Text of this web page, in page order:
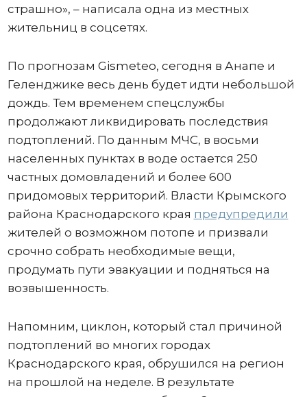
страшно», – написала одна из местных
жительниц в соцсетях.
По прогнозам Gismeteo, сегодня в Анапе и
Геленджике весь день будет идти небольшой
дождь. Тем временем спецслужбы
продолжают ликвидировать последствия
подтоплений. По данным МЧС, в восьми
населенных пунктах в воде остается 250
частных домовладений и более 600
придомовых территорий. Власти Крымского
района Краснодарского края предупредили
жителей о возможном потопе и призвали
срочно собрать необходимые вещи,
продумать пути эвакуации и подняться на
возвышенность.
Напомним, циклон, который стал причиной
подтоплений во многих городах
Краснодарского края, обрушился на регион
на прошлой на неделе. В результате